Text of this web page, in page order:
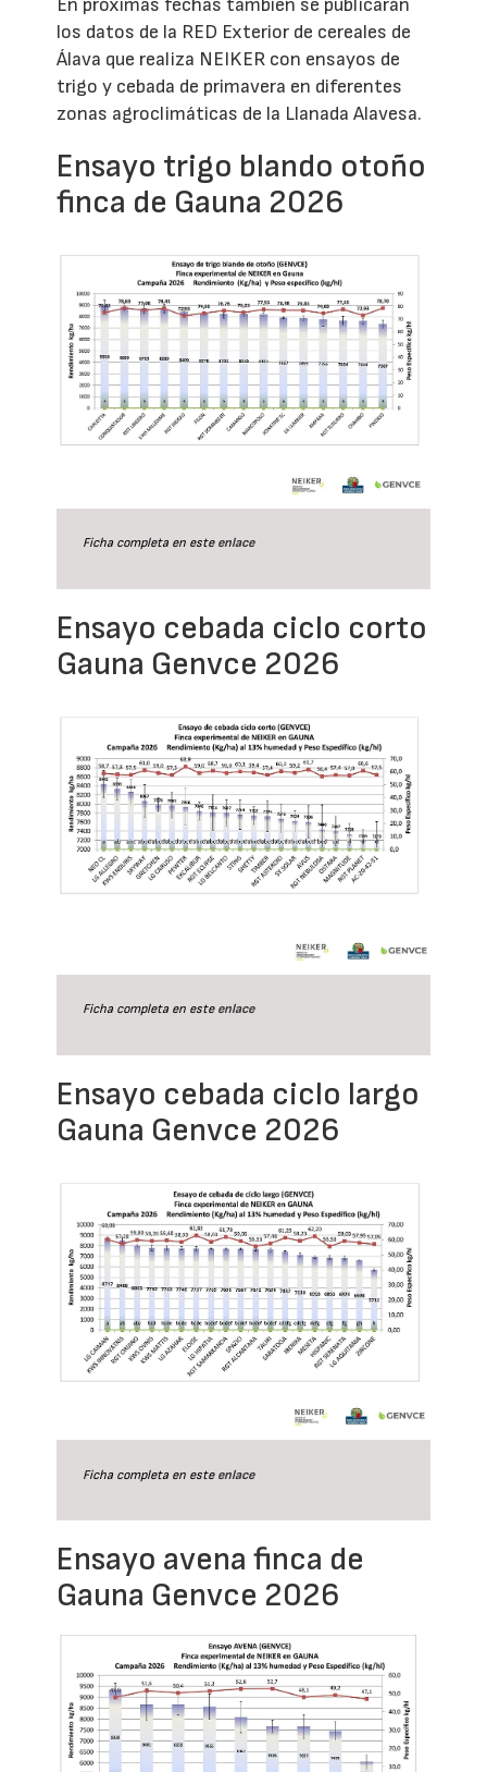
los datos de la RED Exterior de cereales de
Álava que realiza NEIKER con ensayos de
trigo y cebada de primavera en diferentes
zonas agroclimáticas de la Llanada Alavesa.
Ensayo trigo blando otoño
finca de Gauna 2026
Ficha completa en este enlace
Ensayo cebada ciclo corto
Gauna Genvce 2026
Ficha completa en este enlace
Ensayo cebada ciclo largo
Gauna Genvce 2026
Ficha completa en este enlace
Ensayo avena finca de
Gauna Genvce 2026